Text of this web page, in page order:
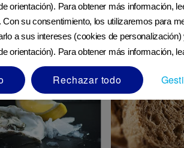
orientación). Para obtener más información,
su consentimiento, los utilizaremos para
a sus intereses (cookies de
orientación). Para obtener más información,
Rechazar todo